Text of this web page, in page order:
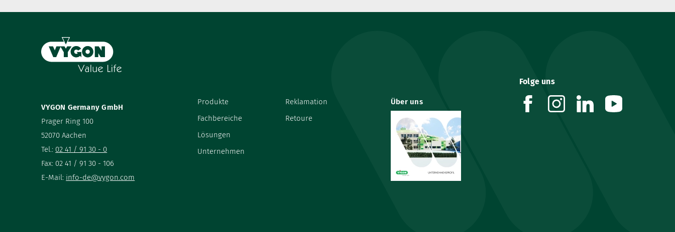
VYGON Germany GmbH
Prager Ring 100
52070 Aachen
Tel.: 02 41 / 91 30 - 0
Fax: 02 41 / 91 30 - 106
E-Mail: info-de@vygon.com
Produkte
Fachbereiche
Lösungen
Unternehmen
Reklamation
Retoure
Über uns
Folge uns